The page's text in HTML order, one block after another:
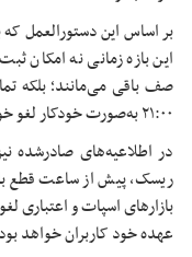
بر اساس این دستورالعمل
این بازه زمانی نه امکان
صف باقی می‌مانند؛ بلکه
۲۱:۰۰ به‌صورت خودکار لغو خواهند شد.
در اطلاعیه‌های صادرشده
ریسک، پیش از ساعت قطع
بازارهایاسپاتو اعتباری
عهده خود کاربران خواهد